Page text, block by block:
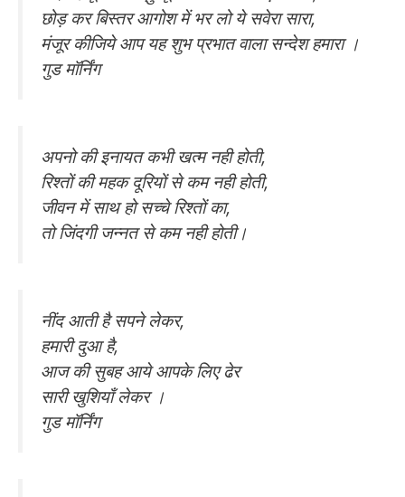
छोड़ कर बिस्तर आगोश में भर लो ये सवेरा सारा,
मंजूर कीजिये आप यह शुभ प्रभात वाला सन्देश हमारा ।
गुड मॉर्निंग
अपनो की इनायत कभी खत्म नही होती,
रिश्तों की महक दूरियों से कम नही होती,
जीवन में साथ हो सच्चे रिश्तों का,
तो जिंदगी जन्नत से कम नही होती।
नींद आती है सपने लेकर,
हमारी दुआ है,
आज की सुबह आये आपके लिए ढेर
सारी खुशियाँ लेकर ।
गुड मॉर्निंग